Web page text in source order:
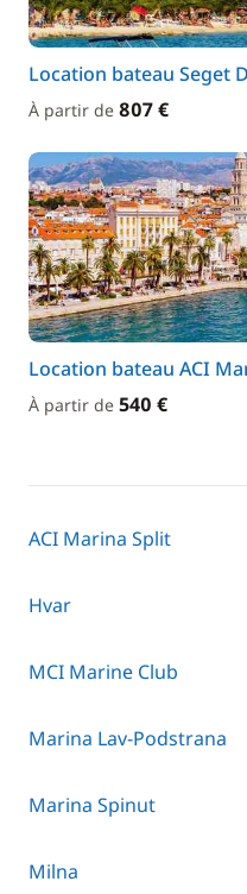
Location bateau Seget
À partir de 807 €
Location bateau ACI
À partir de 540 €
ACI Marina Split
Hvar
MCI Marine Club
Marina Lav-Podstrana
Marina Spinut
Milna